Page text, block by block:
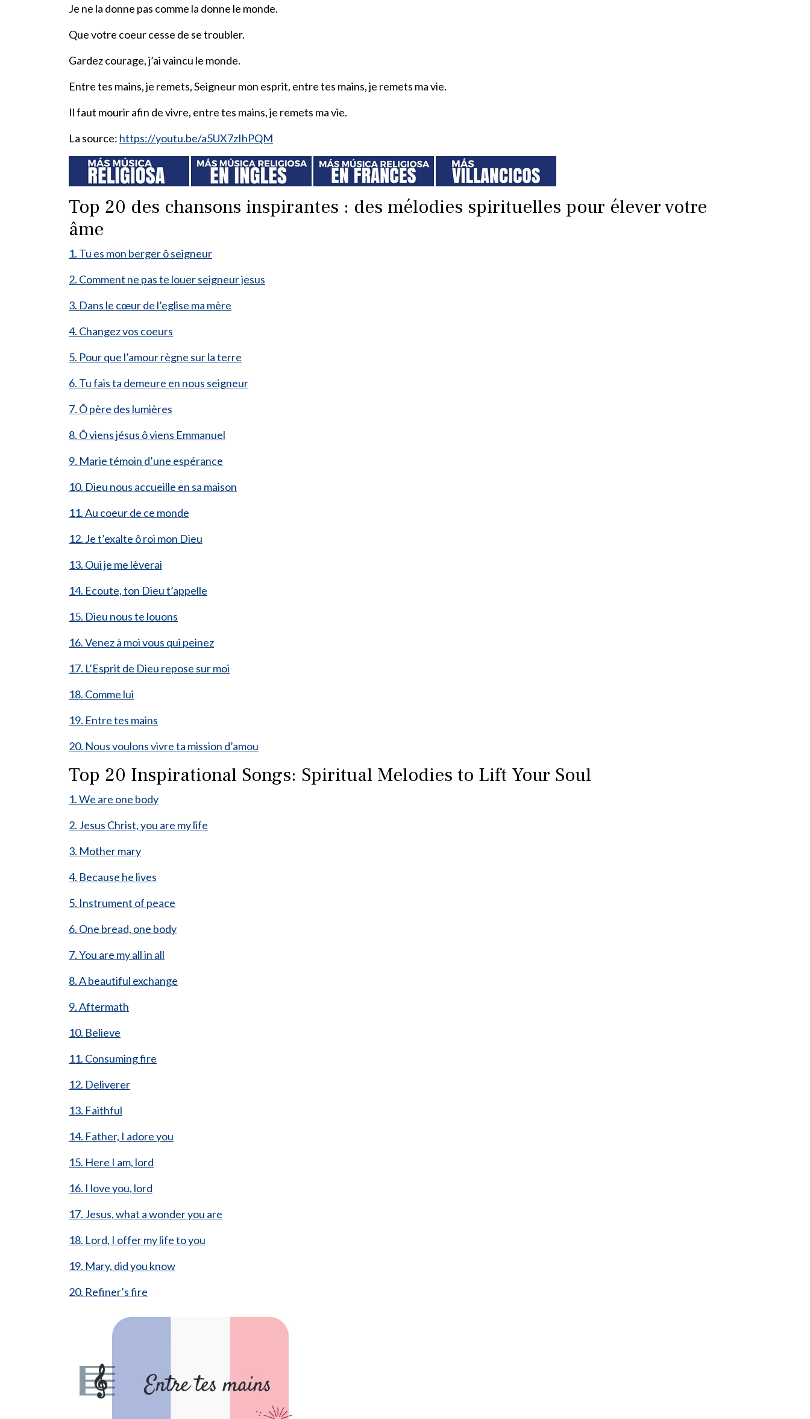
Je ne la donne pas comme la donne le monde.
Que votre coeur cesse de se troubler.
Gardez courage, j’ai vaincu le monde.
Entre tes mains, je remets, Seigneur mon esprit, entre tes mains, je remets ma vie.
Il faut mourir afin de vivre, entre tes mains, je remets ma vie.
La source: https://youtu.be/a5UX7zIhPQM
Top 20 des chansons inspirantes : des mélodies spirituelles pour élever votre
âme
1. Tu es mon berger ô seigneur
2. Comment ne pas te louer seigneur jesus
3. Dans le cœur de l’eglise ma mère
4. Changez vos coeurs
5. Pour que l’amour règne sur la terre
6. Tu fais ta demeure en nous seigneur
7. Ô père des lumières
8. Ô viens jésus ô viens Emmanuel
9. Marie témoin d’une espérance
10. Dieu nous accueille en sa maison
11. Au coeur de ce monde
12. Je t’exalte ô roi mon Dieu
13. Oui je me lèverai
14. Ecoute, ton Dieu t’appelle
15. Dieu nous te louons
16. Venez à moi vous qui peinez
17. L’Esprit de Dieu repose sur moi
18. Comme lui
19. Entre tes mains
20. Nous voulons vivre ta mission d’amou
Top 20 Inspirational Songs: Spiritual Melodies to Lift Your Soul
1. We are one body
2. Jesus Christ, you are my life
3. Mother mary
4. Because he lives
5. Instrument of peace
6. One bread, one body
7. You are my all in all
8. A beautiful exchange
9. Aftermath
10. Believe
11. Consuming fire
12. Deliverer
13. Faithful
14. Father, I adore you
15. Here I am, lord
16. I love you, lord
17. Jesus, what a wonder you are
18. Lord, I offer my life to you
19. Mary, did you know
20. Refiner’s fire